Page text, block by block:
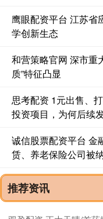
鹰眼配资平台 江苏省
学创新生态
和营策略官网 深市重
质”特征凸显
思考配资 1元出售、
投资项目，为何后续
诚信股票配资平台 金
赁、养老保险公司被
推荐资讯